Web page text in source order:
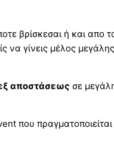
βρίσκεσαι ή και απο
γίνεις μέλος
αποστάσεως σε
που πραγματοποιείται